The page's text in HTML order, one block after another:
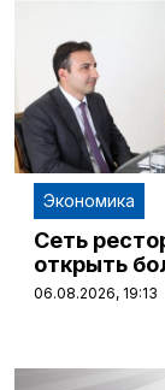
Экономика
Сеть
открыть
06.08.2026, 19:13